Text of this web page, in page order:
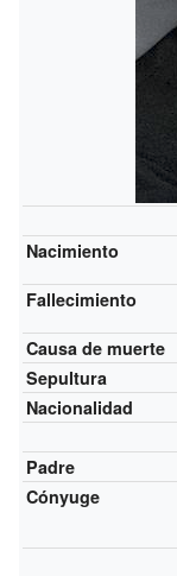
Nacimiento
Fallecimiento
Causa de muerte
Sepultura
Nacionalidad
Padre
Cónyuge